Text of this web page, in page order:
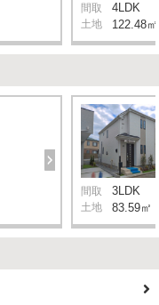
間取 4LDK
土地 122.48㎡
間取 3LDK
土地 83.59㎡